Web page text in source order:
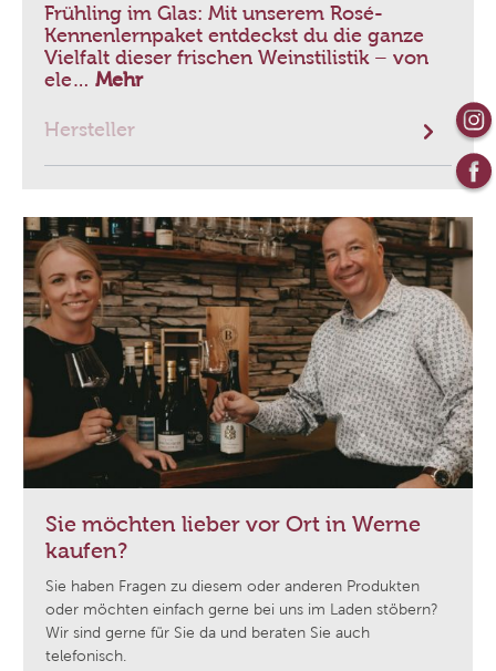
Frühling im Glas: Mit unserem Rosé-
Kennenlernpaket entdeckst du die ganze
Vielfalt dieser frischen Weinstilistik – von
ele… Mehr
Hersteller
Sie möchten lieber vor Ort in Werne
kaufen?
Sie haben Fragen zu diesem oder anderen Produkten
oder möchten einfach gerne bei uns im Laden stöbern?
Wir sind gerne für Sie da und beraten Sie auch
telefonisch.